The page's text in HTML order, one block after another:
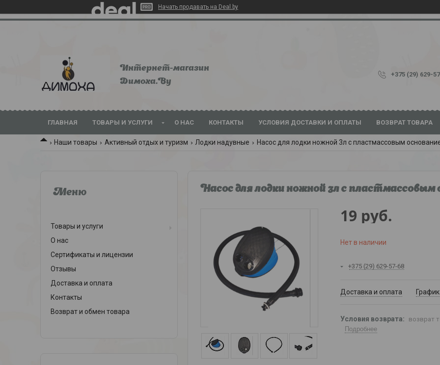
Начать продавать на Deal.by
Интернет-магазин
Dимoхa.By
+375 (29) 629-
ГЛАВНАЯ ТОВАРЫ И УСЛУГИ О НАС КОНТАКТЫ УСЛОВИЯ ДОСТАВКИ И ОПЛАТЫ ВОЗВРАТ ТОВАРА
Наши товары Активный отдых и туризм Лодки надувные Насос для лодки ножной 3л с пластмассовым
Насос для лодки ножной 3л с пластмассовым
19 руб.
Нет в наличии
+375 (29) 629-57-68
Доставка и оплата
возврат
Подробнее
Товары и услуги
О нас
Сертификаты и лицензии
Отзывы
Доставка и оплата
Контакты
Возврат и обмен товара